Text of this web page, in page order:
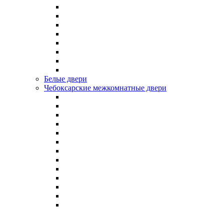
Белые двери
Чебоксарские межкомнатные двери